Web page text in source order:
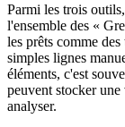
Parmi les trois
l'ensemble des «
les prêts comme
simples lignes
éléments, c'est
peuvent stocker
analyser.